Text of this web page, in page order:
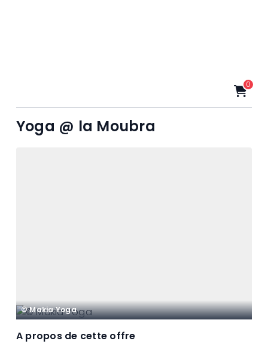
0
Yoga @ la Moubra
A propos de cette offre
© Makia Yoga